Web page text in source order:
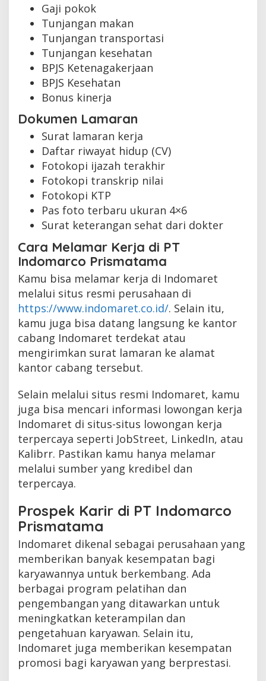
Gaji pokok
Tunjangan makan
Tunjangan transportasi
Tunjangan kesehatan
BPJS Ketenagakerjaan
BPJS Kesehatan
Bonus kinerja
Dokumen Lamaran
Surat lamaran kerja
Daftar riwayat hidup (CV)
Fotokopi ijazah terakhir
Fotokopi transkrip nilai
Fotokopi KTP
Pas foto terbaru ukuran 4×6
Surat keterangan sehat dari dokter
Cara Melamar Kerja di PT
Indomarco Prismatama
Kamu bisa melamar kerja di Indomaret
melalui situs resmi perusahaan di
https://www.indomaret.co.id/. Selain itu,
kamu juga bisa datang langsung ke kantor
cabang Indomaret terdekat atau
mengirimkan surat lamaran ke alamat
kantor cabang tersebut.
Selain melalui situs resmi Indomaret, kamu
juga bisa mencari informasi lowongan kerja
Indomaret di situs-situs lowongan kerja
terpercaya seperti JobStreet, LinkedIn, atau
Kalibrr. Pastikan kamu hanya melamar
melalui sumber yang kredibel dan
terpercaya.
Prospek Karir di PT Indomarco
Prismatama
Indomaret dikenal sebagai perusahaan yang
memberikan banyak kesempatan bagi
karyawannya untuk berkembang. Ada
berbagai program pelatihan dan
pengembangan yang ditawarkan untuk
meningkatkan keterampilan dan
pengetahuan karyawan. Selain itu,
Indomaret juga memberikan kesempatan
promosi bagi karyawan yang berprestasi.